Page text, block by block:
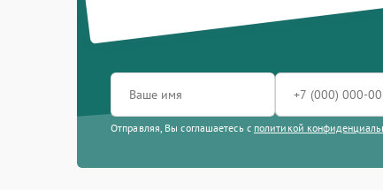
Отправляя, Вы соглашаетесь с политикой